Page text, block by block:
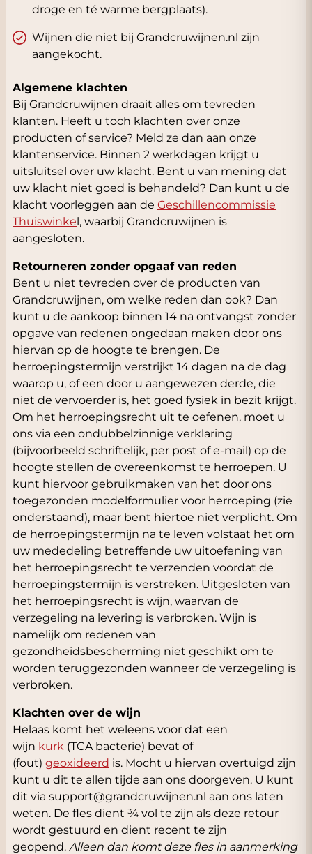
droge en té warme bergplaats).
Wijnen die niet bij Grandcruwijnen.nl zijn
aangekocht.
Algemene klachten
Bij Grandcruwijnen draait alles om tevreden
klanten. Heeft u toch klachten over onze
producten of service? Meld ze dan aan onze
klantenservice. Binnen 2 werkdagen krijgt u
uitsluitsel over uw klacht. Bent u van mening dat
uw klacht niet goed is behandeld? Dan kunt u de
klacht voorleggen aan de Geschillencommissie
Thuiswinkel, waarbij Grandcruwijnen is
aangesloten.
Retourneren zonder opgaaf van reden
Bent u niet tevreden over de producten van
Grandcruwijnen, om welke reden dan ook? Dan
kunt u de aankoop binnen 14 na ontvangst zonder
opgave van redenen ongedaan maken door ons
hiervan op de hoogte te brengen. De
herroepingstermijn verstrijkt 14 dagen na de dag
waarop u, of een door u aangewezen derde, die
niet de vervoerder is, het goed fysiek in bezit krijgt.
Om het herroepingsrecht uit te oefenen, moet u
ons via een ondubbelzinnige verklaring
(bijvoorbeeld schriftelijk, per post of e-mail) op de
hoogte stellen de overeenkomst te herroepen. U
kunt hiervoor gebruikmaken van het door ons
toegezonden modelformulier voor herroeping (zie
onderstaand), maar bent hiertoe niet verplicht. Om
de herroepingstermijn na te leven volstaat het om
uw mededeling betreffende uw uitoefening van
het herroepingsrecht te verzenden voordat de
herroepingstermijn is verstreken. Uitgesloten van
het herroepingsrecht is wijn, waarvan de
verzegeling na levering is verbroken. Wijn is
namelijk om redenen van
gezondheidsbescherming niet geschikt om te
worden teruggezonden wanneer de verzegeling is
verbroken.
Klachten over de wijn
Helaas komt het weleens voor dat een
wijn kurk (TCA bacterie) bevat of
(fout) geoxideerd is. Mocht u hiervan overtuigd zijn
kunt u dit te allen tijde aan ons doorgeven. U kunt
dit via support@grandcruwijnen.nl aan ons laten
weten. De fles dient ¾ vol te zijn als deze retour
wordt gestuurd en dient recent te zijn
geopend. Alleen dan komt deze fles in aanmerking